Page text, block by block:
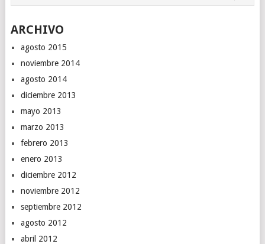
ARCHIVO
agosto 2015
noviembre 2014
agosto 2014
diciembre 2013
mayo 2013
marzo 2013
febrero 2013
enero 2013
diciembre 2012
noviembre 2012
septiembre 2012
agosto 2012
abril 2012